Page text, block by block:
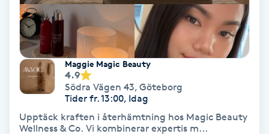
Pigmentbehandling
Pigmentfläckar
Plastikkirurgi
Powder brows
Maggie Magic Beauty
4.9
Södra Vägen 43, Göteborg
Tider fr. 13:00, Idag
Upptäck kraften i återhämtning hos Magic Beauty
Wellness & Co. Vi kombinerar expertis m...